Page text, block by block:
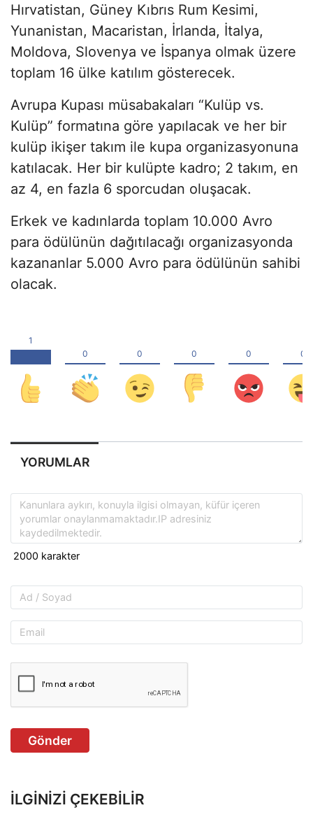
Hırvatistan, Güney Kıbrıs Rum Kesimi,
Yunanistan, Macaristan, İrlanda, İtalya,
Moldova, Slovenya ve İspanya olmak üzere
toplam 16 ülke katılım gösterecek.
Avrupa Kupası müsabakaları “Kulüp vs.
Kulüp” formatına göre yapılacak ve her bir
kulüp ikişer takım ile kupa organizasyonuna
katılacak. Her bir kulüpte kadro; 2 takım, en
az 4, en fazla 6 sporcudan oluşacak.
Erkek ve kadınlarda toplam 10.000 Avro
para ödülünün dağıtılacağı organizasyonda
kazananlar 5.000 Avro para ödülünün sahibi
olacak.
YORUMLAR
Gönder
İLGINIZI ÇEKEBILIR